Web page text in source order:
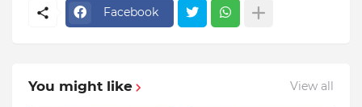
Facebook
You might like View all